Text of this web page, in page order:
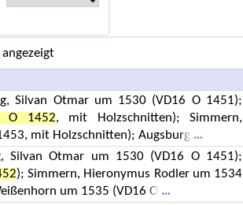
Silvan Otmar um 1530 (VD16 O 1451);
O 1452, mit Holzschnitten); Simmern,
mit Holzschnitten); Augsburg,
Silvan Otmar um 1530 (VD16 O 1451);
); Simmern, Hieronymus Rodler um 1534
um 1535 (VD16 O